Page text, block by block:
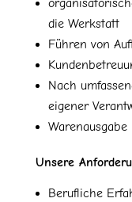
die Werkstatt
Führen von
Nach
eigener
Unsere
Berufliche